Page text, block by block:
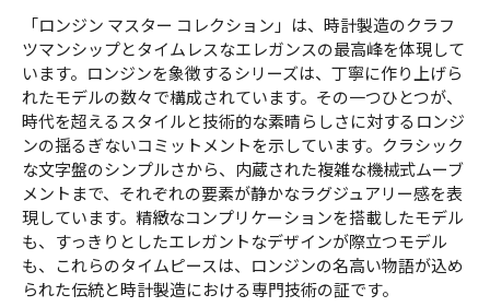
「ロンジン マスター コレクション」は、時計製造のクラフ
ツマンシップとタイムレスなエレガンスの最高峰を体現して
います。ロンジンを象徴するシリーズは、丁寧に作り上げら
れたモデルの数々で構成されています。その一つひとつが、
時代を超えるスタイルと技術的な素晴らしさに対するロンジ
ンの揺るぎないコミットメントを示しています。クラシック
な文字盤のシンプルさから、内蔵された複雑な機械式ムーブ
メントまで、それぞれの要素が静かなラグジュアリー感を表
現しています。精緻なコンプリケーションを搭載したモデル
も、すっきりとしたエレガントなデザインが際立つモデル
も、これらのタイムピースは、ロンジンの名高い物語が込め
られた伝統と時計製造における専門技術の証です。